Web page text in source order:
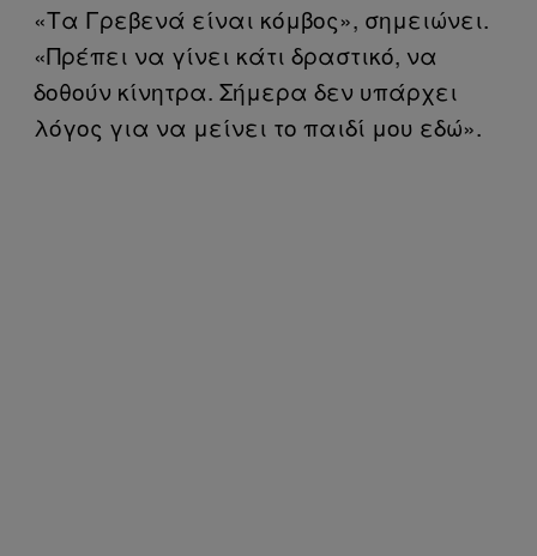
«Τα Γρεβενά είναι κόμβος», σημειώνει.
«Πρέπει να γίνει κάτι δραστικό, να
δοθούν κίνητρα. Σήμερα δεν υπάρχει
λόγος για να μείνει το παιδί μου εδώ».